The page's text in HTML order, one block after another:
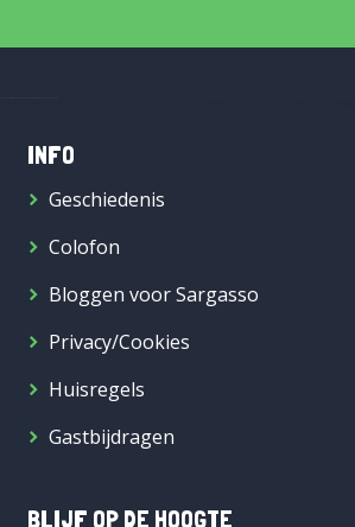
INFO
Geschiedenis
Colofon
Bloggen voor Sargasso
Privacy/Cookies
Huisregels
Gastbijdragen
BLIJF OP DE HOOGTE